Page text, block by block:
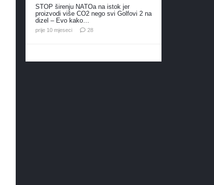
STOP širenju NATOa na istok jer
proizvodi više CO2 nego svi Golfovi 2 na
dizel – Evo kako…
prije 10 mjeseci 28komentara